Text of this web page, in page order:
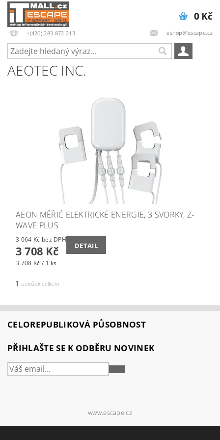
+(420) 283 872 213 eshop@escape.cz
0 Kč
AEOTEC INC.
AEON MĚŘIČ ELEKTRICKÉ ENERGIE, 3 SVORKY, Z-
WAVE PLUS
3 064 Kč bez DPH
3 708 Kč
3 708 Kč / 1 ks
DETAIL
1 položek celkem
CELOREPUBLIKOVÁ PŮSOBNOST
PŘIHLAŠTE SE K ODBĚRU NOVINEK
PŘIHLÁSIT
www.escape.cz